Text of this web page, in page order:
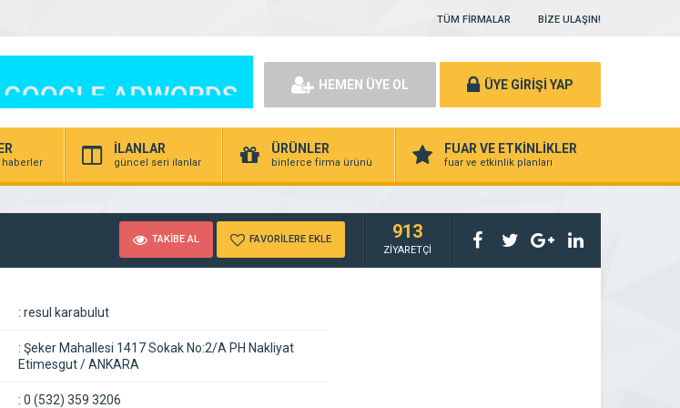
TÜM FİRMALAR BİZE ULAŞIN!
HEMEN ÜYE OL ÜYE GİRİŞİ YAP
İLANLAR
güncel seri ilanlar
ÜRÜNLER
binlerce firma ürünü
FUAR VE ETKİNLİKLER
fuar ve etkinlik planları
TAKİBE AL FAVORİLERE EKLE 913
ZİYARETÇİ
: resul karabulut
: Şeker Mahallesi 1417 Sokak No:2/A PH Nakliyat
Etimesgut / ANKARA
: 0 (532) 359 3206